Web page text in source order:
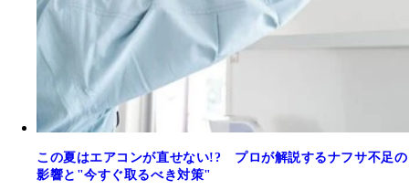
この夏はエアコンが直せない!? プロが解説するナフサ不足の
影響と"今すぐ取るべき対策"